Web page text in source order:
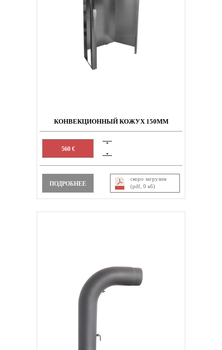
КОНВЕКЦИОННЫЙ КОЖУХ 150MM
560 €
ПОДРОБНЕЕ
скоро загрузим
(pdf, 0 кб)